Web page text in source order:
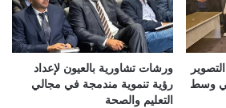
وسط
ورشات تشاورية بالعيون لإعداد
رؤية تنموية مندمجة في مجالي
التعليم والصحة